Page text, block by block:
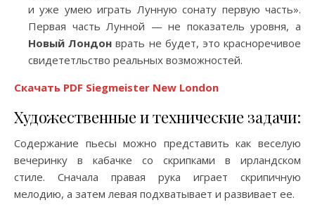
и уже умею играть Лунную сонату первую часть».
Первая часть Лунной — не показатель уровня, а
Новый Лондон врать не будет, это красноречивое
свидететльство реальных возможностей.
Скачать PDF Siegmeister New London
Художественные и технические задачи:
Содержание пьесы можно представить как веселую
вечеринку в кабачке со скрипками в ирландском
стиле. Сначала правая рука играет скрипичную
мелодию, а затем левая подхватывает и развивает ее.